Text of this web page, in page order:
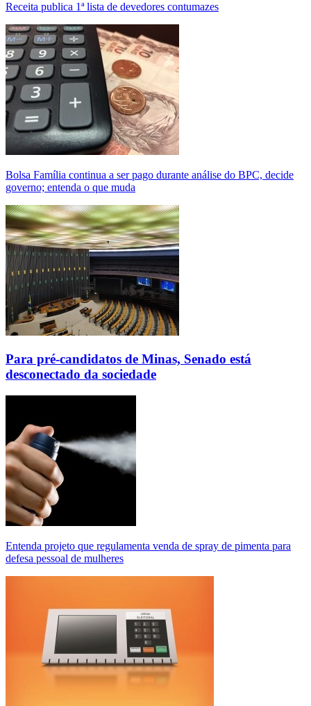
Receita publica 1ª lista de devedores contumazes
Bolsa Família continua a ser pago durante análise do BPC, decide
governo; entenda o que muda
Para pré-candidatos de Minas, Senado está
desconectado da sociedade
Entenda projeto que regulamenta venda de spray de pimenta para
defesa pessoal de mulheres